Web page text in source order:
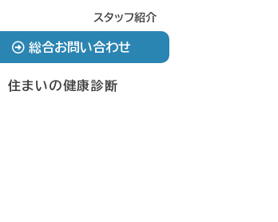
スタッフ紹介
総合お問い合わせ
住まいの健康診断